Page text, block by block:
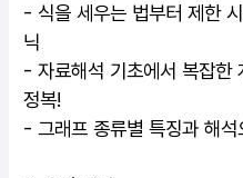
- 식을 세우는 법부터 제한
닉
- 자료해석 기초에서 복잡한
정복!
- 그래프 종류별 특징과 해